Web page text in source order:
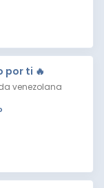
por ti 🔥
venezolana